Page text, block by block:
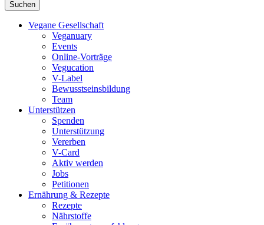
Vegane Gesellschaft
Veganuary
Events
Online-Vorträge
Vegucation
V-Label
Bewusstseinsbildung
Team
Unterstützen
Spenden
Unterstützung
Vererben
V-Card
Aktiv werden
Jobs
Petitionen
Ernährung & Rezepte
Rezepte
Nährstoffe